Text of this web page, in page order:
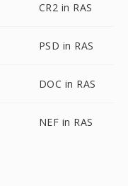
CR2 in RAS
PSD in RAS
DOC in RAS
NEF in RAS